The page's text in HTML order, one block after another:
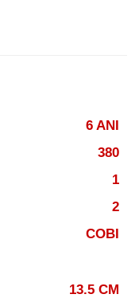
6 ANI
380
1
2
COBI
13.5 CM